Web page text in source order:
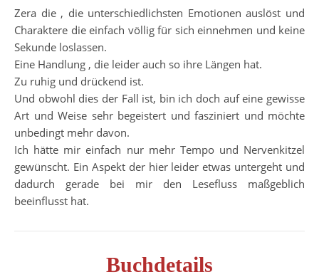
Zera die , die unterschiedlichsten Emotionen auslöst und
Charaktere die einfach völlig für sich einnehmen und keine
Sekunde loslassen.
Eine Handlung , die leider auch so ihre Längen hat.
Zu ruhig und drückend ist.
Und obwohl dies der Fall ist, bin ich doch auf eine gewisse
Art und Weise sehr begeistert und fasziniert und möchte
unbedingt mehr davon.
Ich hätte mir einfach nur mehr Tempo und Nervenkitzel
gewünscht. Ein Aspekt der hier leider etwas untergeht und
dadurch gerade bei mir den Lesefluss maßgeblich
beeinflusst hat.
Buchdetails